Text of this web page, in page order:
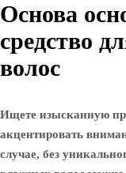
Основа
средство
волос
Ищете изысканную
акцентировать
случае, без